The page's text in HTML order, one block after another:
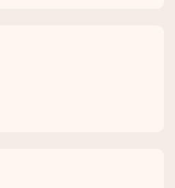
wie die Option „Gratis
sodass der Empfänger genau
automatisch zum
sofort an den Empfänger